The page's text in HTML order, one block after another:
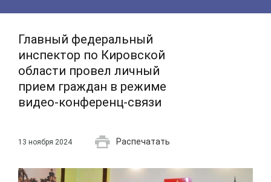
Главный федеральный
инспектор по Кировской
области провел личный
прием граждан в режиме
видео-конференц-связи
13 ноября 2024 Распечатать